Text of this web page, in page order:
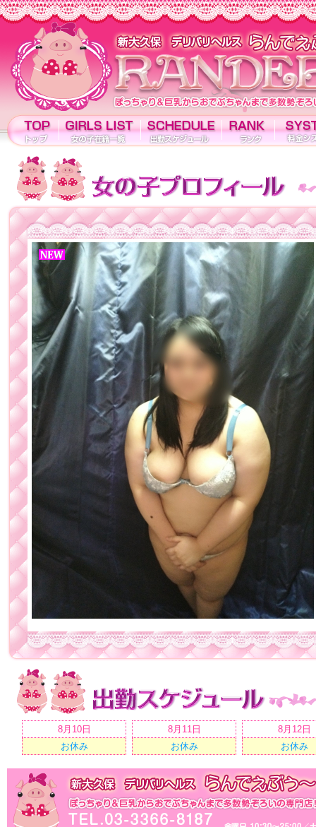
8月10日
お休み
8月11日
お休み
8月12日
お休み